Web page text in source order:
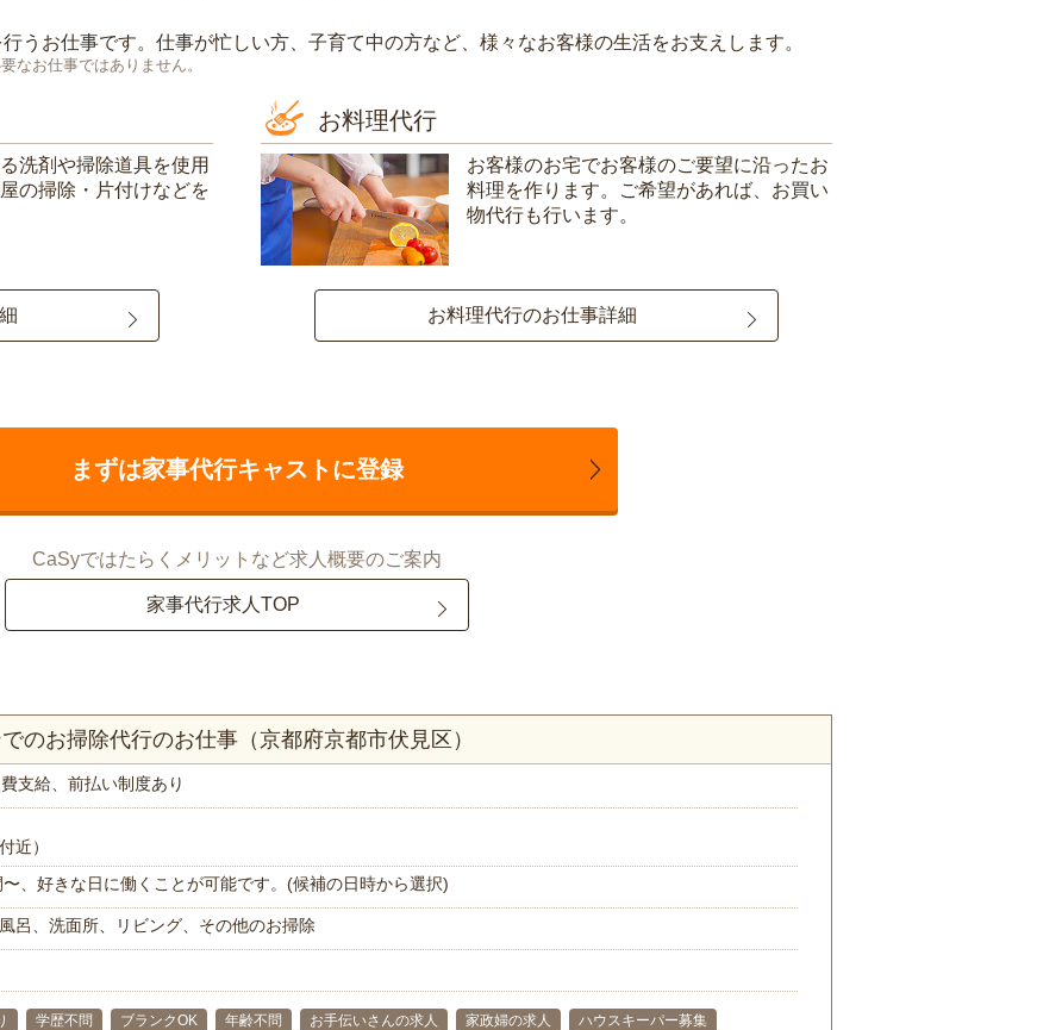
行うお仕事です。仕事が忙しい方、子育て中の方など、様々なお客様の生活をお支えします。
なお仕事ではありません。
洗剤や掃除道具を使用
の掃除・片付けなどを
お料理代行
お客様のお宅でお客様のご要望に沿ったお
料理を作ります。ご希望があれば、お買い
物代行も行います。
お料理代行のお仕事詳細
まずは家事代行キャストに登録
CaSyではたらくメリットなど求人概要のご案内
家事代行求人TOP
のお掃除代行のお仕事（京都府京都市伏見区）
費支給、前払い制度あり
近）
、好きな日に働くことが可能です。(候補の日時から選択)
呂、洗面所、リビング、その他のお掃除
学歴不問 ブランクOK 年齢不問 お手伝いさんの求人 家政婦の求人
ハウスキーパー募集